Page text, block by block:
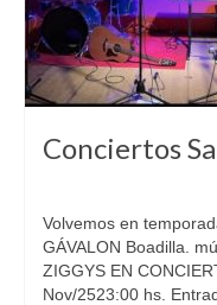
Conciertos
Volvemos en
GÁVALON Boadilla.
ZIGGYS EN
Nov/2523:00 hs.